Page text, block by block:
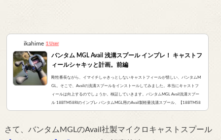
ikahime 1 User
バンタム MGL Avail 浅溝スプール インプレ！ キャストフ
ィールシャキッと計画。前編
剛性番長ながら、イマイチしゃきっとしないキャストフィールが惜しい、バンタムM
GL。そこで、Availの浅溝スプールをインストールしてみました。本当にキャストフ
ィールは向上するのでしょうか。検証していきます。バンタムMGL Avail浅溝スプー
ル 18BTM58RIのインプレ バンタムMGL用のAvail製軽量浅溝スプール、【18BTM58
RI】のインプレです。カスタムスプールは高価なだけに、購入に二の足を踏むことも
ールがイマイチ？バンタムMGLは、キャストフィールが...
さて、バンタムMGLのAvail社製マイクロキャストスプール